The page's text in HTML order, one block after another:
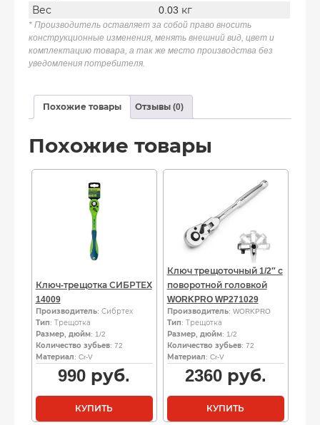
Вес
0.03 кг
* Производитель оставляет за собой право вносить
конструкционные изменения, менять внешний вид, цвет и
комплектацию товара, а так же место производства без
уведомления потребителя.
Похожие товары Отзывы (0)
Похожие товары
Ключ-трещотка СИБРТЕХ
14009
Производитель: Сибртех
Тип: Трещотка
Размер, дюйм: 1/2
Количество зубьев: 72
Материал: Cr-V
990 руб.
КУПИТЬ
Ключ трещоточный 1/2″ с
поворотной головкой
WORKPRO WP271029
Производитель: WORKPRO
Тип: Трещотка
Размер, дюйм: 1/2
Количество зубьев: 72
Материал: Cr-V
2360руб.
КУПИТЬ